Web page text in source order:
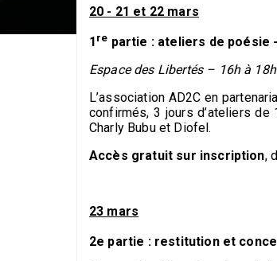
20 - 21 et 22 mars
1 re partie : ateliers de poésie
Espace des Libertés – 16h à 18h
L’association AD2C en
confirmés, 3 jours d’ateliers
Charly Bubu et Diofel.
Accès gratuit sur inscription,
23 mars
2e partie : restitution et